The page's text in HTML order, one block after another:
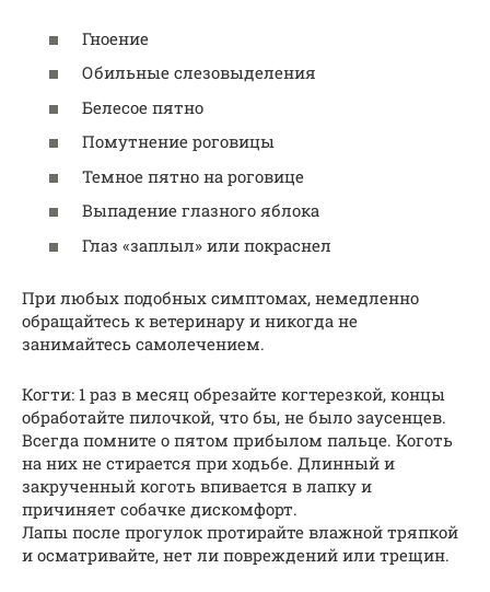
Гноение
Обильные слезовыделения
Белесое пятно
Помутнение роговицы
Темное пятно на роговице
Выпадение глазного яблока
Глаз «заплыл» или покраснел
При любых подобных симптомах, немедленно
обращайтесь к ветеринару и никогда не
занимайтесь самолечением.
Когти: 1 раз в месяц обрезайте когтерезкой, концы
обработайте пилочкой, что бы, не было заусенцев.
Всегда помните о пятом прибылом пальце. Коготь
на них не стирается при ходьбе. Длинный и
закрученный коготь впивается в лапку и
причиняет собачке дискомфорт.
Лапы после прогулок протирайте влажной тряпкой
и осматривайте, нет ли повреждений или трещин.